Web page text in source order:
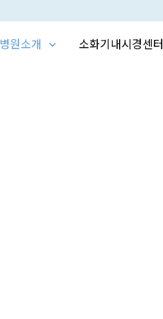
병원소개 소화기내시경센터